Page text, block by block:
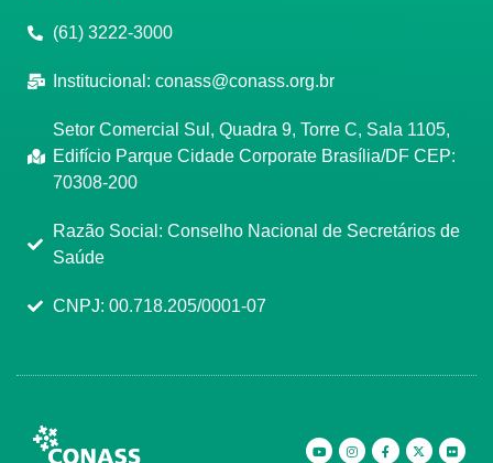
(61) 3222-3000
Institucional: conass@conass.org.br
Setor Comercial Sul, Quadra 9, Torre C, Sala 1105,
Edifício Parque Cidade Corporate Brasília/DF CEP:
70308-200
Razão Social: Conselho Nacional de Secretários de
Saúde
CNPJ: 00.718.205/0001-07